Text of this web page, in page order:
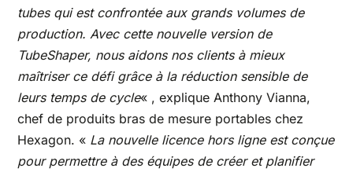
tubes qui est confrontée aux grands volumes de
production. Avec cette nouvelle version de
TubeShaper, nous aidons nos clients à mieux
maîtriser ce défi grâce à la réduction sensible de
leurs temps de cycle« , explique Anthony Vianna,
chef de produits bras de mesure portables chez
Hexagon. « La nouvelle licence hors ligne est conçue
pour permettre à des équipes de créer et planifier